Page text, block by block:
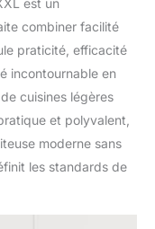
est un
combiner facilité
praticité, efficacité
incontournable en
cuisines légères
et polyvalent,
moderne sans
les standards de